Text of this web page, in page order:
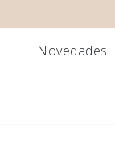
Novedades